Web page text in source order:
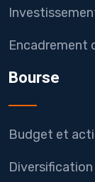
Encadrement
Bourse
Budget et